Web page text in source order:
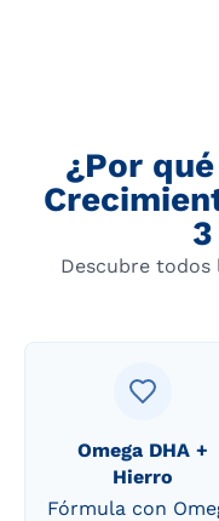
¿Por
Descubre
Omega DHA +
Hierro
Fórmula con